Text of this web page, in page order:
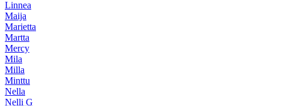
Linnea
Maija
Marietta
Martta
Mercy
Mila
Milla
Minttu
Nella
Nelli G